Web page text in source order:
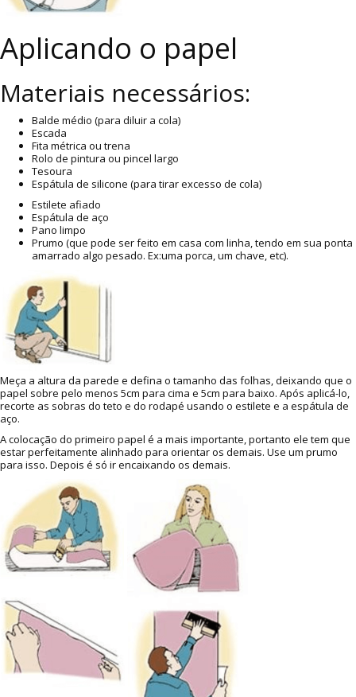
Aplicando o papel
Materiais necessários:
Balde médio (para diluir a cola)
Escada
Fita métrica ou trena
Rolo de pintura ou pincel largo
Tesoura
Espátula de silicone (para tirar excesso de cola)
Estilete afiado
Espátula de aço
Pano limpo
Prumo (que pode ser feito em casa com linha, tendo em sua ponta
amarrado algo pesado. Ex:uma porca, um chave, etc).
Meça a altura da parede e defina o tamanho das folhas, deixando que o
papel sobre pelo menos 5cm para cima e 5cm para baixo. Após aplicá-lo,
recorte as sobras do teto e do rodapé usando o estilete e a espátula de
aço.
A colocação do primeiro papel é a mais importante, portanto ele tem que
estar perfeitamente alinhado para orientar os demais. Use um prumo
para isso. Depois é só ir encaixando os demais.